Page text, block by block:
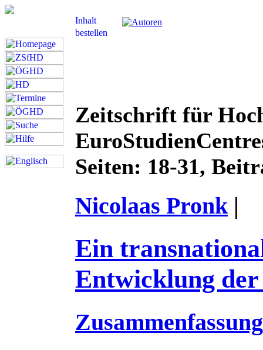
Zeitschrift für
Seiten: 18-31,
Nicolaas Pronk |
Ein
Entwicklung
Zusammenfassung